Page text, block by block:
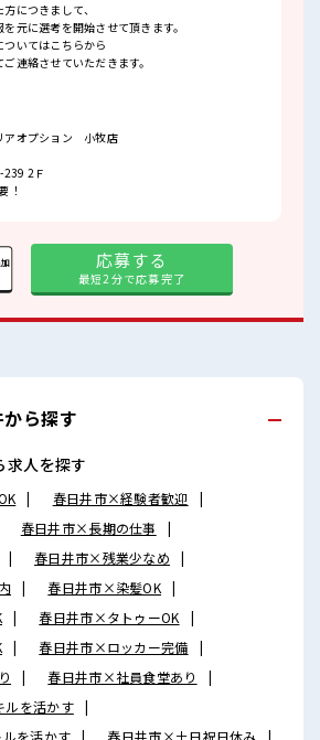
につきまして、
元に選考を開始させて頂きます。
いてはこちらから
連絡させていただきます。
アオプション 小牧店
239 2Ｆ
！
応募する
最短2分で応募完了
ら探す
求人を探す
春日井市×経験者歓迎
春日井市×長期の仕事
春日井市×残業少なめ
春日井市×染髪OK
春日井市×タトゥーOK
春日井市×ロッカー完備
春日井市×社員食堂あり
を活かす